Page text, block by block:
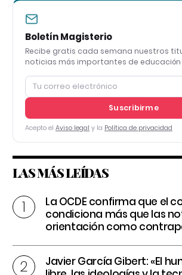
Boletín Magisterio
Recibe gratis cada semana nuestros
noticias más importantes de educación
Suscribirme
Acepto el Aviso legal y la Política de privacidad
LAS MÁS LEÍDAS
La OCDE confirma que el
condiciona más que las
orientación como
Javier García Gibert: «El